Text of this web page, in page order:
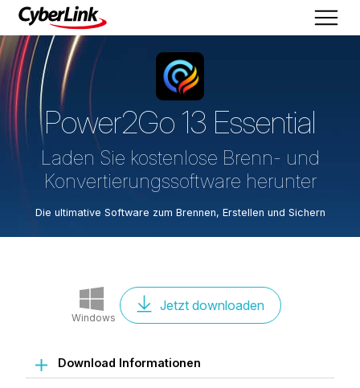
Power2Go 13 Essential
Laden Sie kostenlose Brenn- und
Konvertierungssoftware herunter
Die ultimative Software zum Brennen, Erstellen und Sichern
Windows
Jetzt downloaden
Download Informationen